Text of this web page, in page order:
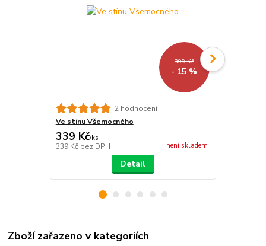
399 Kč
- 15 %
2 hodnocení
Ve stínu Všemocného
339 Kč/ks
339 Kč bez DPH není skladem
Detail
Zboží zařazeno v kategoriích